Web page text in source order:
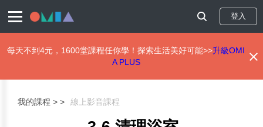
登入
每天不到4元，1600堂課程任你學！探索生活美好可能>>升級OMI
A PLUS
我的課程 > 線上影音課程